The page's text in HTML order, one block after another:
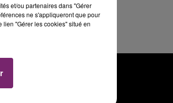
et/ou partenaires dans "Gérer
ne s'appliqueront que pour
lien "Gérer les cookies" situé en